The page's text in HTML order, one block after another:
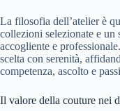
La filosofia dell’atelier è
collezioni selezionate e un
accogliente e
scelta con serenità,
competenza, ascolto e
Il valore della couture nei